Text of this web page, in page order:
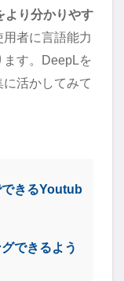
より分かりやす
用者に言語能力
す。DeepLを
に活かしてみて
きるYoutub
できるよう